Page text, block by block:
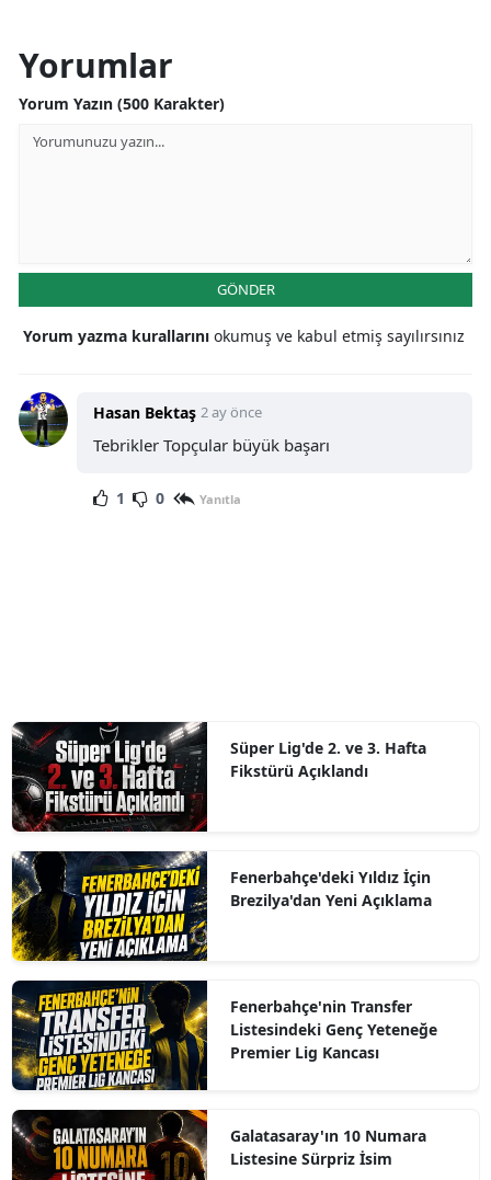
Yorumlar
Yorum Yazın (500 Karakter)
GÖNDER
Yorum yazma kurallarını okumuş ve kabul etmiş sayılırsınız
Hasan Bektaş 2 ay önce
Tebrikler Topçular büyük başarı
1 0 Yanıtla
Süper Lig'de 2. ve 3. Hafta
Fikstürü Açıklandı
Fenerbahçe'deki Yıldız İçin
Brezilya'dan Yeni Açıklama
Fenerbahçe'nin Transfer
Listesindeki Genç Yeteneğe
Premier Lig Kancası
Galatasaray'ın 10 Numara
Listesine Sürpriz İsim